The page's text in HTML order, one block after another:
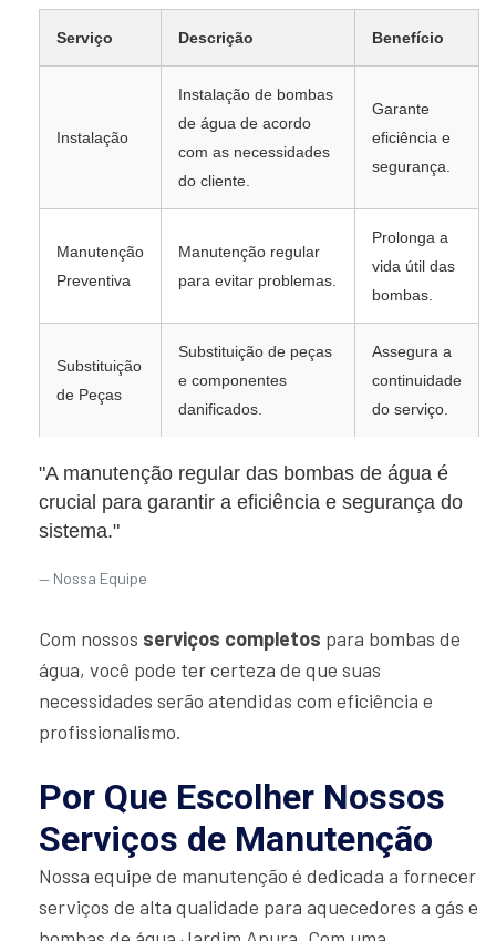
Serviço Descrição Benefício
Instalação
Instalação de bombas
de água de acordo
com as necessidades
do cliente.
Garante
eficiência e
segurança.
Manutenção
Preventiva
Manutenção regular
para evitar problemas.
Prolonga a
vida útil das
bombas.
Substituição
de Peças
Substituição de peças
e componentes
danificados.
Assegura a
continuidade
do serviço.
"A manutenção regular das bombas de água é
crucial para garantir a eficiência e segurança do
sistema."
Nossa Equipe
Com nossos serviços completos para bombas de
água, você pode ter certeza de que suas
necessidades serão atendidas com eficiência e
profissionalismo.
Por Que Escolher Nossos
Serviços de Manutenção
Nossa equipe de manutenção é dedicada a fornecer
serviços de alta qualidade para aquecedores a gás e